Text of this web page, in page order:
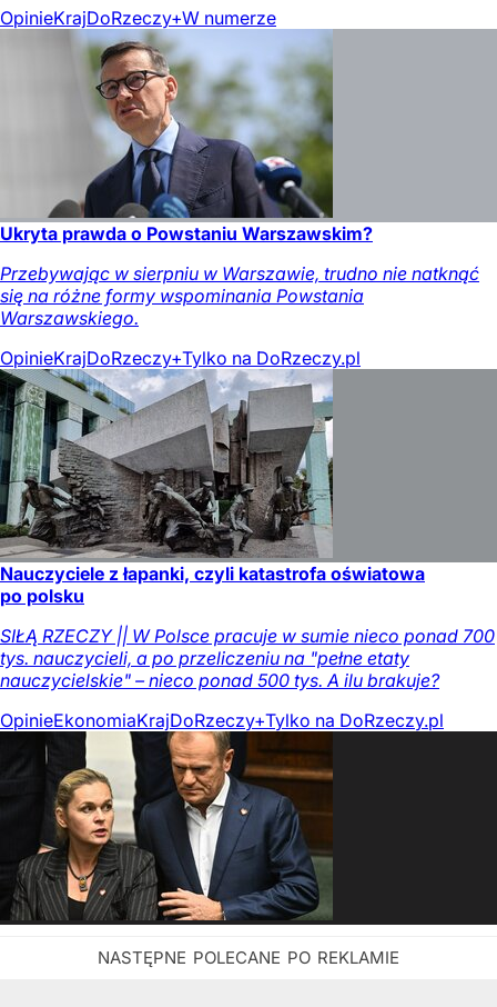
OpinieKrajDoRzeczy+W numerze
Ukryta prawda o Powstaniu Warszawskim?
Przebywając w sierpniu w Warszawie, trudno nie natknąć
się na różne formy wspominania Powstania
Warszawskiego.
OpinieKrajDoRzeczy+Tylko na DoRzeczy.pl
Nauczyciele z łapanki, czyli katastrofa oświatowa
po polsku
SIŁĄ RZECZY || W Polsce pracuje w sumie nieco ponad 700
tys. nauczycieli, a po przeliczeniu na "pełne etaty
nauczycielskie" – nieco ponad 500 tys. A ilu brakuje?
OpinieEkonomiaKrajDoRzeczy+Tylko na DoRzeczy.pl